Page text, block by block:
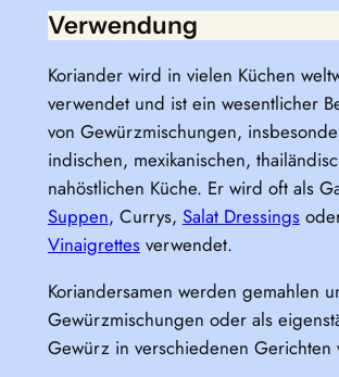
Verwendung
Koriander wird in vielen Küchen
verwendet und ist ein wesentlicher
von Gewürzmischungen,
indischen, mexikanischen,
nahöstlichen Küche. Er wird oft als
Suppen, Currys, Salat Dressings
Vinaigrettesverwendet.
Koriandersamen werden gemahlen
Gewürzmischungen oder als
Gewürz in verschiedenen Gerichten